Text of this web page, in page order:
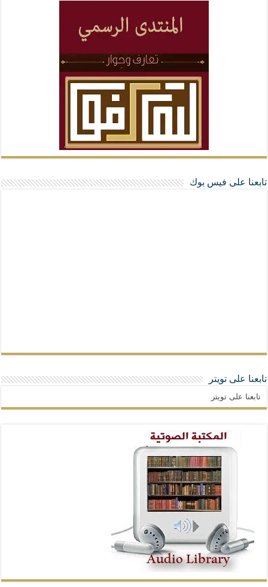
تابعنا على فيس بوك
تابعنا على تويتر
تابعنا على تويتر